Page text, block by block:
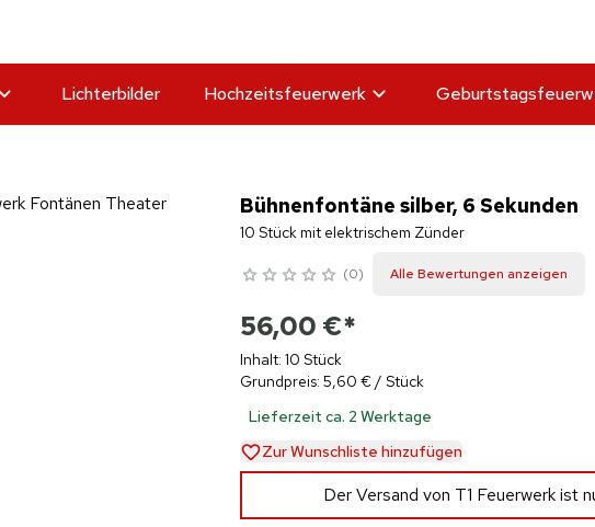
Lichterbilder Hochzeitsfeuerwerk
Bühnenfontäne silber, 6 Sekunden
10 Stück mit elektrischem Zünder
0 Alle Bewertungen anzeigen
56,00 €*
Inhalt: 10 Stück
Grundpreis: 5,60 € / Stück
Lieferzeit ca. 2 Werktage
Zur Wunschliste hinzufügen
Der Versand von T1 Feuerwerk ist